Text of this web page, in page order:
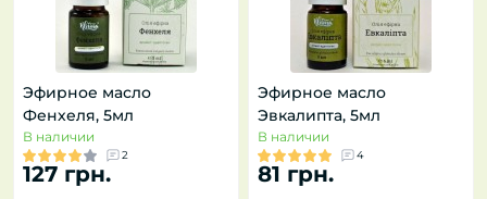
Эфирное масло
Фенхеля, 5мл
В наличии
2
127 грн.
Эфирное масло
Эвкалипта, 5мл
В наличии
4
81 грн.